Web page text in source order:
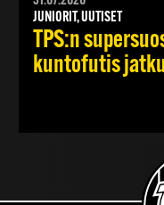
JUNIORIT, UUTISET
TPS:n
kuntofutis